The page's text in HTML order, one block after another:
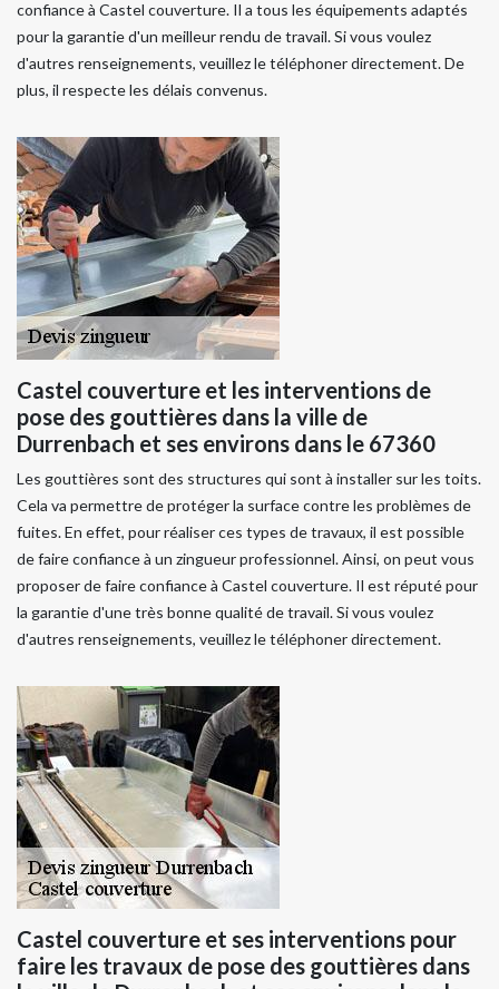
confiance à Castel couverture. Il a tous les équipements adaptés
pour la garantie d'un meilleur rendu de travail. Si vous voulez
d'autres renseignements, veuillez le téléphoner directement. De
plus, il respecte les délais convenus.
Castel couverture et les interventions de
pose des gouttières dans la ville de
Durrenbach et ses environs dans le 67360
Les gouttières sont des structures qui sont à installer sur les toits.
Cela va permettre de protéger la surface contre les problèmes de
fuites. En effet, pour réaliser ces types de travaux, il est possible
de faire confiance à un zingueur professionnel. Ainsi, on peut vous
proposer de faire confiance à Castel couverture. Il est réputé pour
la garantie d'une très bonne qualité de travail. Si vous voulez
d'autres renseignements, veuillez le téléphoner directement.
Castel couverture et ses interventions pour
faire les travaux de pose des gouttières dans